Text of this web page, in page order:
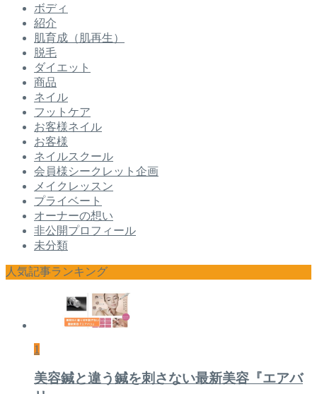
ボディ
紹介
肌育成（肌再生）
脱毛
ダイエット
商品
ネイル
フットケア
お客様ネイル
お客様
ネイルスクール
会員様シークレット企画
メイクレッスン
プライベート
オーナーの想い
非公開プロフィール
未分類
人気記事ランキング
1
美容鍼と違う鍼を刺さない最新美容『エアバ